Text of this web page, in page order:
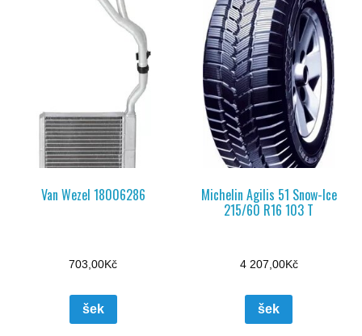
Van Wezel 18006286
703,00Kč
šek
Michelin Agilis 51 Snow-Ice
215/60 R16 103 T
4 207,00Kč
šek